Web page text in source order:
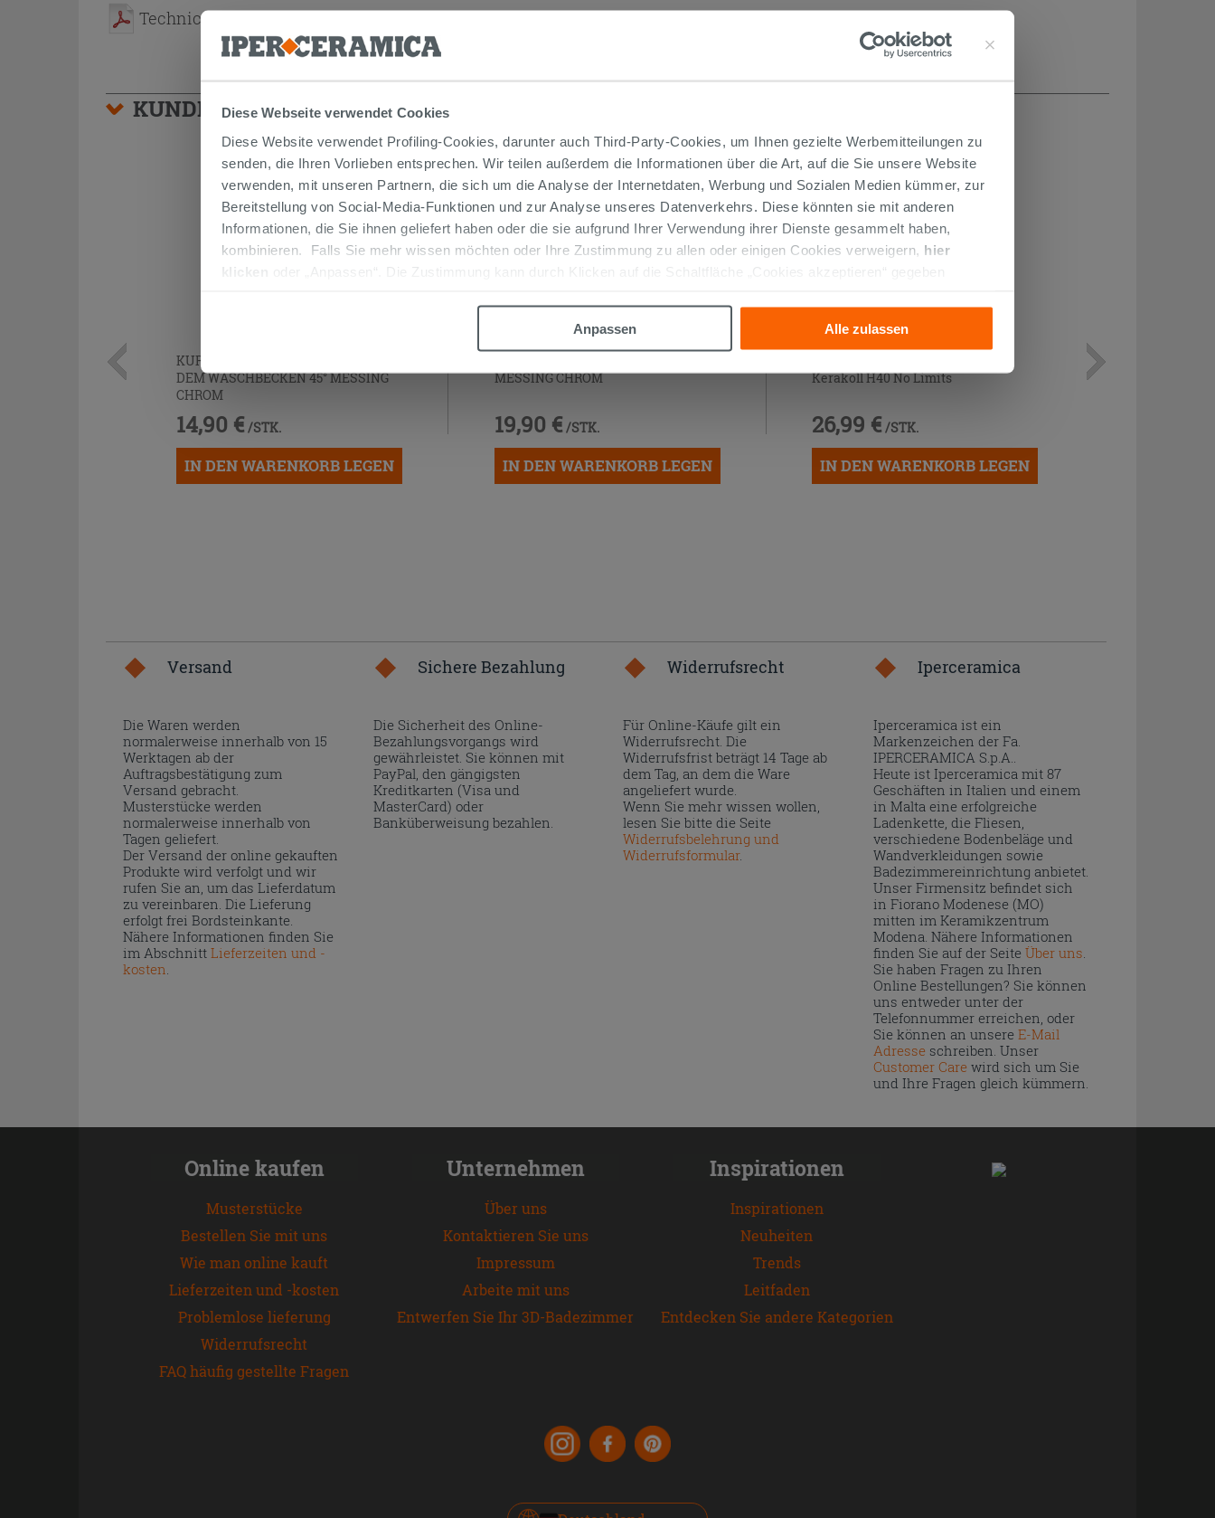
Diese Webseite verwendet Cookies
Diese Website verwendet Profiling-Cookies, darunter auch Third-Party-Cookies, um Ihnen gezielte Werbemitteilungen zu
senden, die Ihren Vorlieben entsprechen. Wir teilen außerdem die Informationen über die Art, auf die Sie unsere Website
verwenden, mit unseren Partnern, die sich um die Analyse der Internetdaten, Werbung und Sozialen Medien kümmer, zur
Bereitstellung von Social-Media-Funktionen und zur Analyse unseres Datenverkehrs. Diese könnten sie mit anderen
Informationen, die Sie ihnen geliefert haben oder die sie aufgrund Ihrer Verwendung ihrer Dienste gesammelt haben,
kombinieren. Falls Sie mehr wissen möchten oder Ihre Zustimmung zu allen oder einigen Cookies verweigern, hier
klicken
oder „Anpassen“. Die Zustimmung kann durch Klicken auf die Schaltfläche „Cookies akzeptieren“ gegeben
Anpassen
Alle zulassen
Technical Sheet
KUNDEN, DIE DIESEN ARTIKEL GEKAUFT HABEN, KAUFTEN AUCH...
KURVENPAAR ZUR MONTAGE UNTER
DEM WASCHBECKEN 45° MESSING
CHROM
14,90 € /STK.
IN DEN WARENKORB LEGEN
MESSING CHROM
19,90 € /STK.
IN DEN WARENKORB LEGEN
Kerakoll H40 No Limits
26,99 € /STK.
IN DEN WARENKORB LEGEN
Versand
Die Waren werden
normalerweise innerhalb von 15
Werktagen ab der
Auftragsbestätigung zum
Versand gebracht.
Musterstücke werden
normalerweise innerhalb von
Tagen geliefert.
Der Versand der online gekauften
Produkte wird verfolgt und wir
rufen Sie an, um das Lieferdatum
zu vereinbaren. Die Lieferung
erfolgt frei Bordsteinkante.
Nähere Informationen finden Sie
im Abschnitt Lieferzeiten und -
kosten.
Sichere Bezahlung
Die Sicherheit des Online-
Bezahlungsvorgangs wird
gewährleistet. Sie können mit
PayPal, den gängigsten
Kreditkarten (Visa und
MasterCard) oder
Banküberweisung bezahlen.
Widerrufsrecht
Für Online-Käufe gilt ein
Widerrufsrecht. Die
Widerrufsfrist beträgt 14 Tage ab
dem Tag, an dem die Ware
angeliefert wurde.
Wenn Sie mehr wissen wollen,
lesen Sie bitte die Seite
Widerrufsbelehrung und
Widerrufsformular.
Iperceramica
Iperceramica ist ein
Markenzeichen der Fa.
IPERCERAMICA S.p.A..
Heute ist Iperceramica mit 87
Geschäften in Italien und einem
in Malta eine erfolgreiche
Ladenkette, die Fliesen,
verschiedene Bodenbeläge und
Wandverkleidungen sowie
Badezimmereinrichtung anbietet.
Unser Firmensitz befindet sich
in Fiorano Modenese (MO)
mitten im Keramikzentrum
Modena. Nähere Informationen
finden Sie auf der Seite Über uns.
Sie haben Fragen zu Ihren
Online Bestellungen? Sie können
uns entweder unter der
Telefonnummer erreichen, oder
Sie können an unsere E-Mail
Adresseschreiben. Unser
Customer Carewird sich um Sie
und Ihre Fragen gleich kümmern.
Online kaufen
Musterstücke
Bestellen Sie mit uns
Wie man online kauft
Lieferzeiten und -kosten
Problemlose lieferung
Widerrufsrecht
FAQ häufig gestellte Fragen
Unternehmen
Über uns
Kontaktieren Sie uns
Impressum
Arbeite mit uns
Entwerfen Sie Ihr 3D-Badezimmer
Inspirationen
Inspirationen
Neuheiten
Trends
Leitfaden
Entdecken Sie andere Kategorien